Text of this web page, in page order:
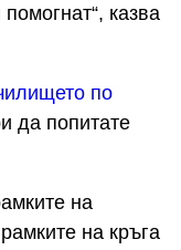
казва
по
да попитате
на
на кръга